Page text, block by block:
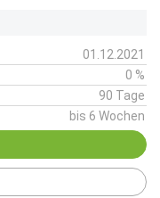
01.12.2021
0 %
90 Tage
bis 6 Wochen